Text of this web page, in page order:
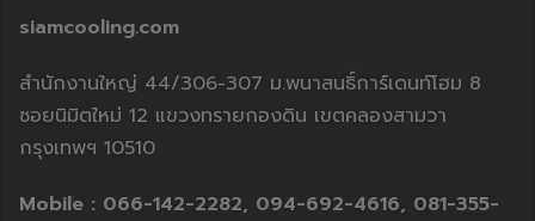
siamcooling.com
สำนักงานใหญ่ 44/306-307 ม.พนาสนธิ์การ์เดนท์โฮม 8
ซอยนิมิตใหม่ 12 แขวงทรายกองดิน เขตคลองสามวา
กรุงเทพฯ 10510
Mobile : 066-142-2282, 094-692-4616, 081-355-